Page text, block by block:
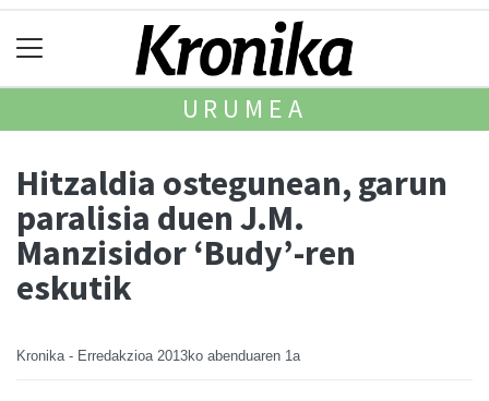
URUMEA
Hitzaldia ostegunean, garun
paralisia duen J.M.
Manzisidor ‘Budy’-ren
eskutik
Kronika - Erredakzioa 2013ko abenduaren 1a